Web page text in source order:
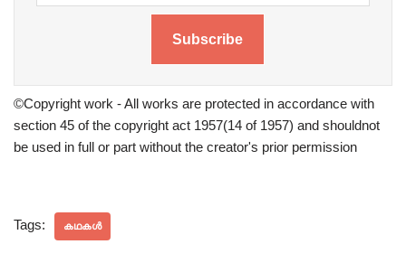
Subscribe
©Copyright work - All works are protected in accordance with
section 45 of the copyright act 1957(14 of 1957) and shouldnot
be used in full or part without the creator's prior permission
Tags: കഥകൾ